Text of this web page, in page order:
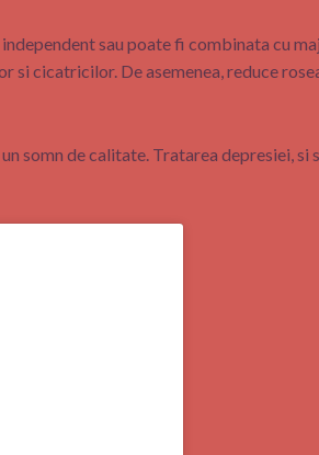
sau poate fi combinata cu
si cicatricilor. De asemenea, reduce
somn de calitate. Tratarea depresiei,